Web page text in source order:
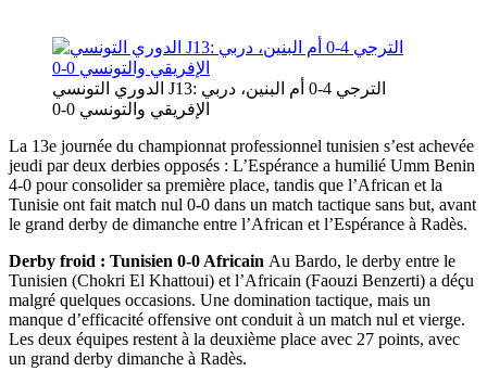
الدوري التونسي J13: الترجي 4-0 أم البنين، دربي
الإفريقي والتونسي 0-0
La 13e journée du championnat professionnel tunisien s’est achevée
jeudi par deux derbies opposés : L’Espérance a humilié Umm Benin
4-0 pour consolider sa première place, tandis que l’African et la
Tunisie ont fait match nul 0-0 dans un match tactique sans but, avant
le grand derby de dimanche entre l’African et l’Espérance à Radès.
Derby froid : Tunisien 0-0 Africain Au Bardo, le derby entre le
Tunisien (Chokri El Khattoui) et l’Africain (Faouzi Benzerti) a déçu
malgré quelques occasions. Une domination tactique, mais un
manque d’efficacité offensive ont conduit à un match nul et vierge.
Les deux équipes restent à la deuxième place avec 27 points, avec
un grand derby dimanche à Radès.